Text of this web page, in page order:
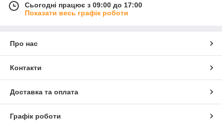
Сьогодні працює з 09:00 до 17:00
Показати весь графік роботи
Про нас
Контакти
Доставка та оплата
Графік роботи